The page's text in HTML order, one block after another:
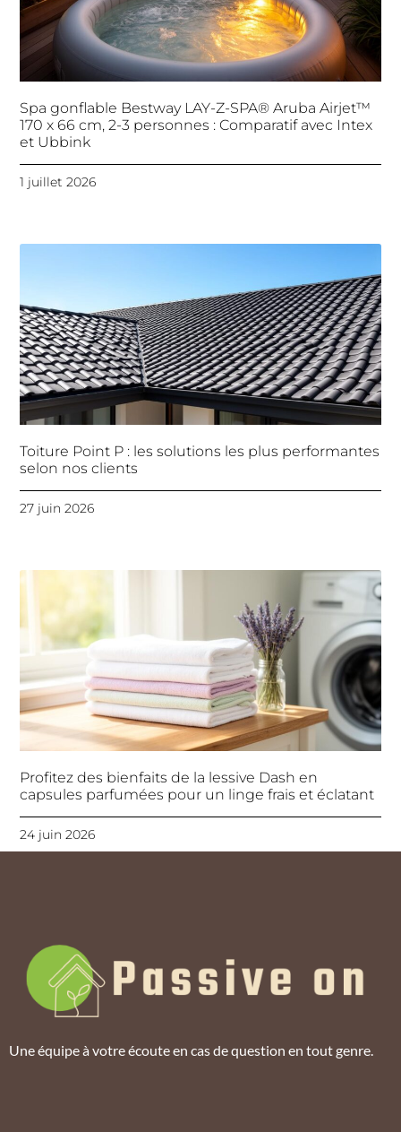
Spa gonflable Bestway LAY-Z-SPA® Aruba Airjet™
170 x 66 cm, 2-3 personnes : Comparatif avec Intex
et Ubbink
1 juillet 2026
Toiture Point P : les solutions les plus performantes
selon nos clients
27 juin 2026
Profitez des bienfaits de la lessive Dash en
capsules parfumées pour un linge frais et éclatant
24 juin 2026
Une équipe à votre écoute en cas de question en tout genre.